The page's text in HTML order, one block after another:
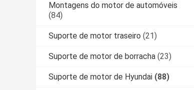
Montagens do motor de automóveis
(84)
Suporte de motor traseiro (21)
Suporte de motor de borracha (23)
Suporte de motor de Hyundai (88)